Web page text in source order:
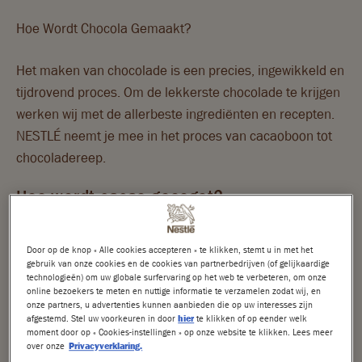
Nuts
Crunch
Choclait Chips
After Eight
Mini's
Seizoenschocolade
DUURZAAMHEID
Hoe Wordt Chocola Gemaakt?
Het maken van chocolade is een precies, ingewikkeld en
tijdrovend proces. Om de lekkerste chocolade te krijgen
werken wij met de allerbeste ingrediënten en recepten.
NESTLÉ neemt je mee in het proces van cacaoboon tot
chocoladereep.
Hoe wordt cacao geoogst?
In de landen rond de evenaar groeit de cacaoboom.
NESTLÉ werkt in meerdere landen samen met
cacaoboeren aan de hand van hetNestlé Cocoa Plan.
Cacaoboeren snijden de langwerpige vruchten die aan
deze bomen groeien af. In de vruchten zitten ongeveer
50 cacaobonen. De bonen worden met vruchtvlees en al
Door op de knop « Alle cookies accepteren » te klikken, stemt u in met het
gebruik van onze cookies en de cookies van partnerbedrijven (of gelijkaardige
technologieën) om uw globale surfervaring op het web te verbeteren, om onze
online bezoekers te meten en nuttige informatie te verzamelen zodat wij, en
onze partners, u advertenties kunnen aanbieden die op uw interesses zijn
afgestemd. Stel uw voorkeuren in doorhier te klikken of op eender welk
moment door op « Cookies-instellingen » op onze website te klikken. Lees meer
over onze Privacyverklaring.